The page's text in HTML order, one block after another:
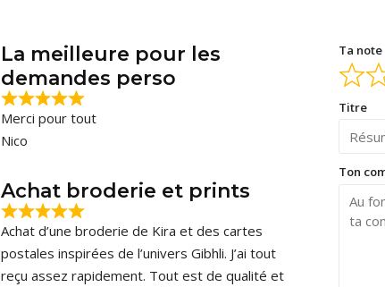
La meilleure pour les
demandes perso
Merci pour tout
Nico
Achat broderie et prints
Achat d’une broderie de Kira et des cartes
postales inspirées de l’univers Gibhli. J’ai tout
reçu assez rapidement. Tout est de qualité et
Ta note
Titre
Ton